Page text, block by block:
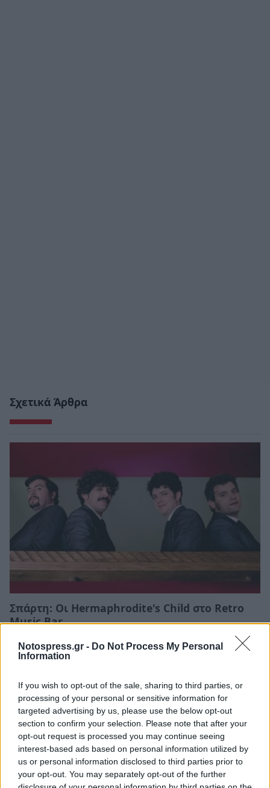
Notospress.gr - Do Not Process My Personal
Information
If you wish to opt-out of the sale, sharing to third parties, or
processing of your personal or sensitive information for
targeted advertising by us, please use the below opt-out
section to confirm your selection. Please note that after your
opt-out request is processed you may continue seeing
interest-based ads based on personal information utilized by
us or personal information disclosed to third parties prior to
your opt-out. You may separately opt-out of the further
Σχετικά Άρθρα
Σπάρτη: Οι Hermaphrodite's Child στο Retro
Music Bar
20/06/2026 11:53